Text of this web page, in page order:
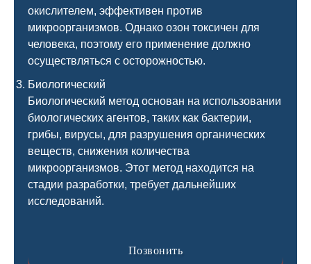
окислителем, эффективен против
микроорганизмов. Однако озон токсичен для
человека, поэтому его применение должно
осуществляться с осторожностью.
Биологический
Биологический метод основан на использовании
биологических агентов, таких как бактерии,
грибы, вирусы, для разрушения органических
веществ, снижения количества
микроорганизмов. Этот метод находится на
стадии разработки, требует дальнейших
исследований.
Позвонить